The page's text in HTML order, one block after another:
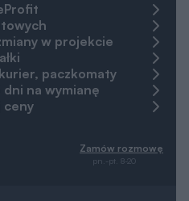
w projekcie
paczkomaty
na wymianę
ceny
Zamów rozmowę
pn.-pt. 8-20